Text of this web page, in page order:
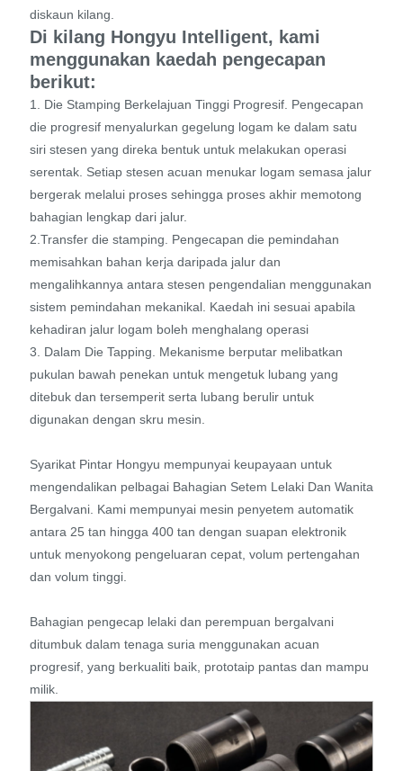
diskaun kilang.
Di kilang Hongyu Intelligent, kami
menggunakan kaedah pengecapan
berikut:
1. Die Stamping Berkelajuan Tinggi Progresif. Pengecapan
die progresif menyalurkan gegelung logam ke dalam satu
siri stesen yang direka bentuk untuk melakukan operasi
serentak. Setiap stesen acuan menukar logam semasa jalur
bergerak melalui proses sehingga proses akhir memotong
bahagian lengkap dari jalur.
2.Transfer die stamping. Pengecapan die pemindahan
memisahkan bahan kerja daripada jalur dan
mengalihkannya antara stesen pengendalian menggunakan
sistem pemindahan mekanikal. Kaedah ini sesuai apabila
kehadiran jalur logam boleh menghalang operasi
3. Dalam Die Tapping. Mekanisme berputar melibatkan
pukulan bawah penekan untuk mengetuk lubang yang
ditebuk dan tersemperit serta lubang berulir untuk
digunakan dengan skru mesin.
Syarikat Pintar Hongyu mempunyai keupayaan untuk
mengendalikan pelbagai Bahagian Setem Lelaki Dan Wanita
Bergalvani. Kami mempunyai mesin penyetem automatik
antara 25 tan hingga 400 tan dengan suapan elektronik
untuk menyokong pengeluaran cepat, volum pertengahan
dan volum tinggi.
Bahagian pengecap lelaki dan perempuan bergalvani
ditumbuk dalam tenaga suria menggunakan acuan
progresif, yang berkualiti baik, prototaip pantas dan mampu
milik.